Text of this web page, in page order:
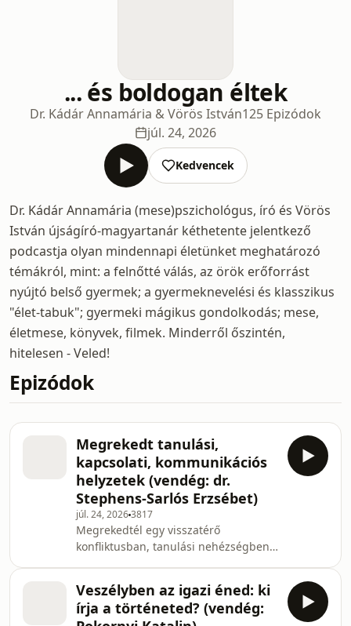
... és boldogan éltek
Dr. Kádár Annamária & Vörös István125 Epizódok
júl. 24, 2026
Kedvencek
Dr. Kádár Annamária (mese)pszichológus, író és Vörös
István újságíró-magyartanár kéthetente jelentkező
podcastja olyan mindennapi életünket meghatározó
témákról, mint: a felnőtté válás, az örök erőforrást
nyújtó belső gyermek; a gyermeknevelési és klasszikus
"élet-tabuk"; gyermeki mágikus gondolkodás; mese,
életmese, könyvek, filmek. Minderről őszintén,
hitelesen - Veled!
Epizódok
Megrekedt tanulási,
kapcsolati, kommunikációs
helyzetek (vendég: dr.
Stephens-Sarlós Erzsébet)
júl. 24, 20263817
Megrekedtél egy visszatérő
konfliktusban, tanulási nehézségben
dr. Stephens-Sarlós Erzsébet
terapeuta-gyógytestnevelő, egyetemi
Veszélyben az igazi éned: ki
írja a történeted? (vendég: